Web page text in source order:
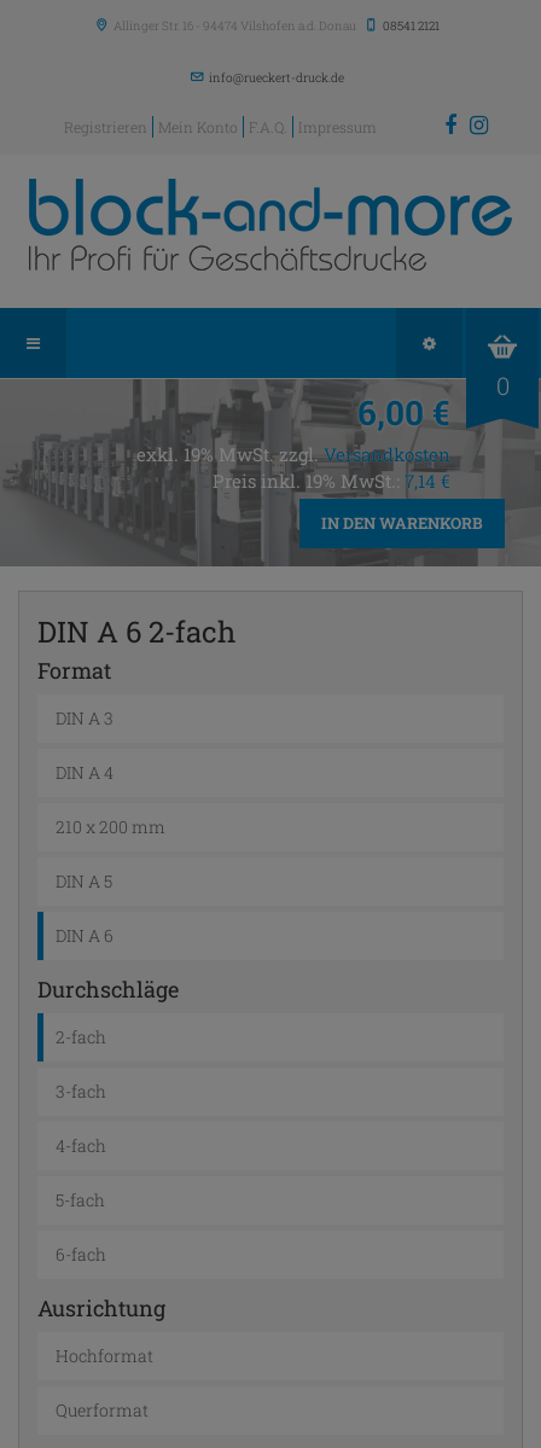
Allinger Str. 16 94474 Vilshofen a.d. Donau 08541 2121
info@rueckert-druck.de
Registrieren Mein Konto F.A.Q. Impressum
0
6,00 €
exkl. 19% MwSt. zzgl. Versandkosten
Preis inkl. 19% MwSt.: 7,14 €
IN DEN WARENKORB
DIN A 6 2-fach
Format
DIN A 3
DIN A 4
210 x 200 mm
DIN A 5
DIN A 6
Durchschläge
2-fach
3-fach
4-fach
5-fach
6-fach
Ausrichtung
Hochformat
Querformat